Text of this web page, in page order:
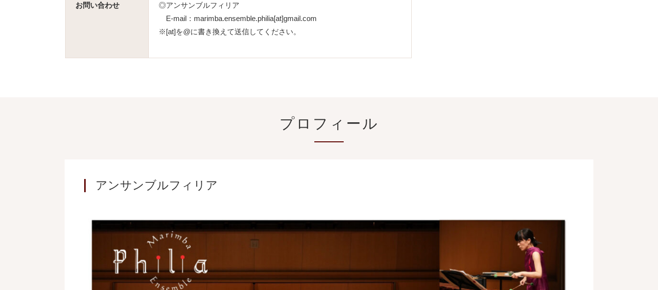
お問い合わせ
◎アンサンブルフィリア
E-mail：marimba.ensemble.philia[at]gmail.com
※[at]を@に書き換えて送信してください。
プロフィール
アンサンブルフィリア